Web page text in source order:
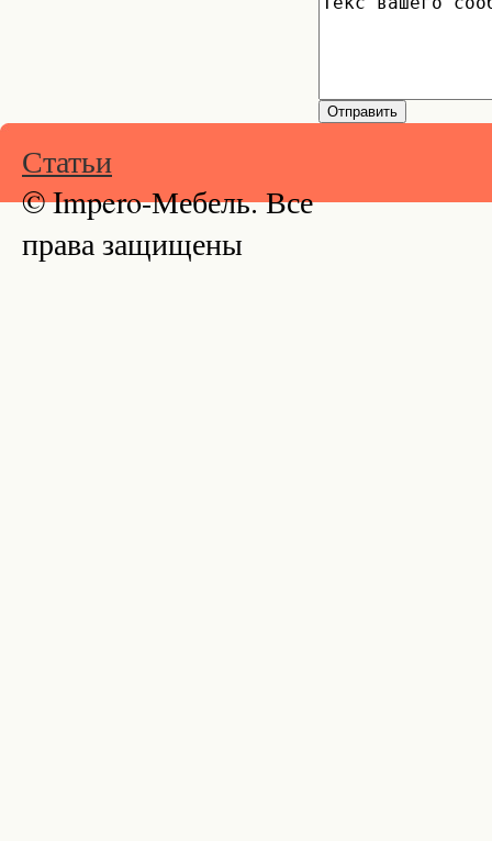
Статьи
© Impero-Мебель. Все
права защищены